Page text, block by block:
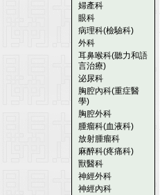
婦產科
眼科
病理科(檢驗科)
外科
耳鼻喉科(聽力和語
言治療)
泌尿科
胸腔內科(重症醫
學)
胸腔外科
腫瘤科(血液科)
放射腫瘤科
麻醉科(疼痛科)
獸醫科
神經外科
神經內科